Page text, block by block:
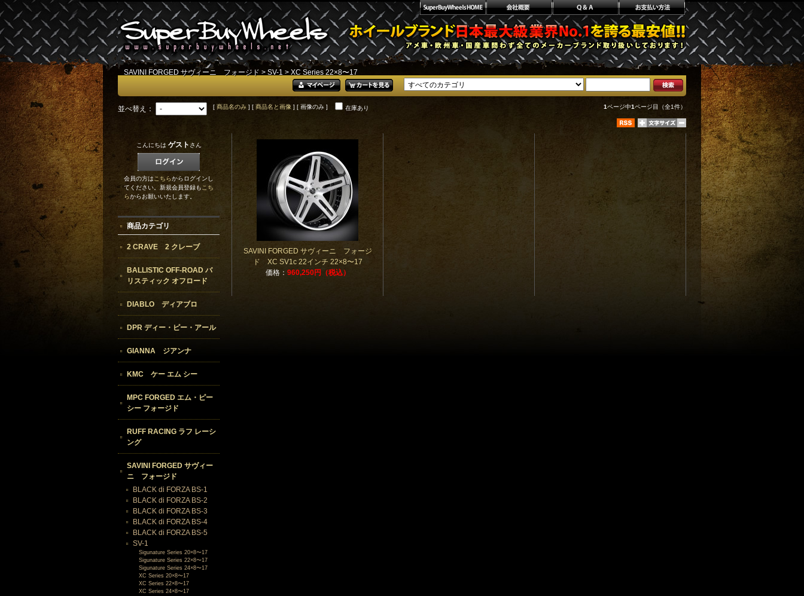
SAVINI FORGED サヴィーニ フォージド > SV-1 > XC Series 22×8〜17
並べ替え： [ 商品名のみ ] [ 商品名と画像 ] [ 画像のみ ] 在庫あり 1ページ中1ページ目（全1件）
SAVINI FORGED サヴィーニ フォージ
ド XC SV1c 22インチ 22×8〜17
価格： 960,250円（税込）
こんにちは ゲスト さん
会員の方はこちらからログインし
てください。新規会員登録もこち
らからお願いいたします。
商品カテゴリ
2 CRAVE 2 クレーブ
BALLISTIC OFF-ROAD バ
リスティック オフロード
DIABLO ディアブロ
DPR ディー・ピー・アール
GIANNA ジアンナ
KMC ケー エム シー
MPC FORGED エム・ピー
シー フォージド
RUFF RACING ラフ レーシ
ング
SAVINI FORGED サヴィー
ニ フォージド
BLACK di FORZA BS-1
BLACK di FORZA BS-2
BLACK di FORZA BS-3
BLACK di FORZA BS-4
BLACK di FORZA BS-5
SV-1
Sigunature Series 20×8〜17
Sigunature Series 22×8〜17
Sigunature Series 24×8〜17
XC Series 20×8〜17
XC Series 22×8〜17
XC Series 24×8〜17